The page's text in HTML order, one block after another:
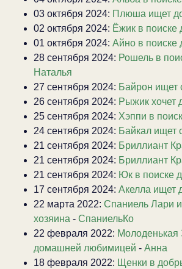
03 октября 2024: Плюша ищет
02 октября 2024: Ёжик в поиске
01 октября 2024: Айно в поиске
28 сентября 2024: Рошель в
Наталья
27 сентября 2024: Байрон ищет
26 сентября 2024: Рыжик хочет
25 сентября 2024: Хэппи в
24 сентября 2024: Байкал ищет
21 сентября 2024: Бриллиант
21 сентября 2024: Бриллиант
21 сентября 2024: Юк в поиске
17 сентября 2024: Акелла ищет
22 марта 2022: Спаниель Лари
хозяина - СпаниельКо
22 февраля 2022: Молоденькая
домашней любимицей - Анна
18 февраля 2022: Щенки в